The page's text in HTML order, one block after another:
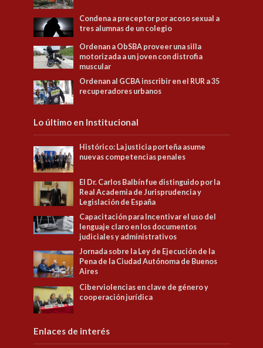
Condena a preceptor por acoso sexual a
tres alumnas de un colegio
Ordenan a ObSBA proveer una silla
motorizada a un joven con distrofia
muscular
Ordenan al GCBA inscribir en el RUR a 35
recuperadores urbanos
Lo último en Institucional
Histórico: La justicia porteña asume
nuevas competencias penales
El Dr. Carlos Balbín fue distinguido por la
Real Academia de Jurisprudencia y
Legislación de España
Capacitación para Incentivar el uso del
lenguaje claro en los documentos
judiciales y administrativos
Jornada sobre la Ley de Ejecución de la
Pena de la Ciudad Autónoma de Buenos
Aires
Ciberviolencias en clave de género y
cooperación jurídica
Enlaces de interés